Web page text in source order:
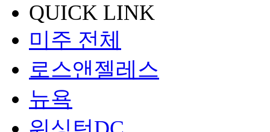
QUICK LINK
미주 전체
로스앤젤레스
뉴욕